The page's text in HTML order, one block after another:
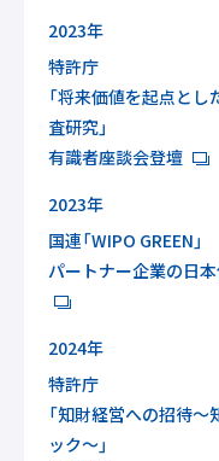
2023年
特許庁
「将来価値を起点と
査研究」
有識者座談会登壇
2023年
国連「WIPO GREEN」
パートナー企業の日
2024年
特許庁
「知財経営への招待～
ック～」